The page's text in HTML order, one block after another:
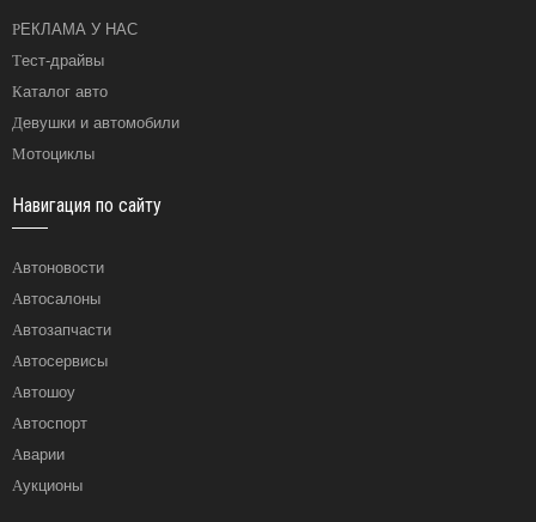
РЕКЛАМА У НАС
Тест-драйвы
Каталог авто
Девушки и автомобили
Мотоциклы
Навигация по сайту
Автоновости
Автосалоны
Автозапчасти
Автосервисы
Автошоу
Автоспорт
Аварии
Аукционы